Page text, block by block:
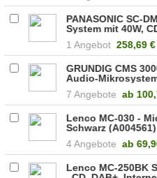
PANASONIC SC-
System mit 40W,
1 Angebot 258,69 €
GRUNDIG CMS
Audio-
7 Angebote ab
Lenco MC-030 -
Schwarz (A004561)
4 Angebote ab
Lenco MC-250BK